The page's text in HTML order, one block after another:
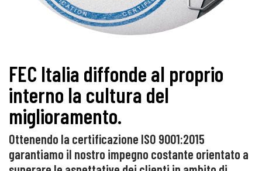
FEC Italia diffonde al proprio
interno la cultura del
miglioramento.
Ottenendo la certificazione ISO 9001:2015
garantiamo il nostro impegno costante orientato a